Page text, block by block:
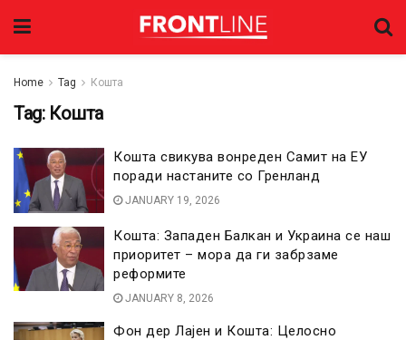
Home Tag Кошта
Tag: Кошта
Кошта свикува вонреден Самит на ЕУ
поради настаните со Гренланд
JANUARY 19, 2026
Кошта: Западен Балкан и Украина се наш
приоритет – мора да ги забрзаме
реформите
JANUARY 8, 2026
Фон дер Лајен и Кошта: Целосно